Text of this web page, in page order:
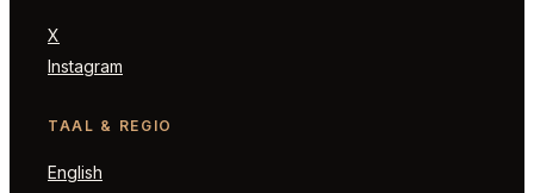
X
Instagram
TAAL & REGIO
English